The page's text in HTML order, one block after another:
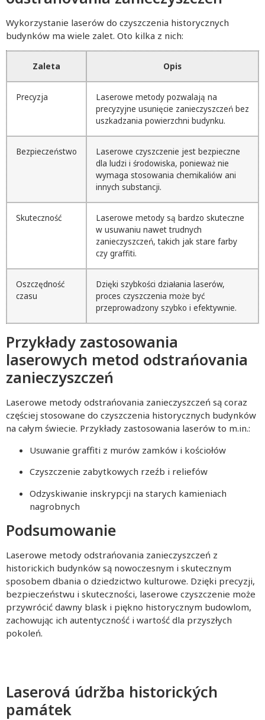
Wykorzystanie laserów do czyszczenia historycznych
budynków ma wiele zalet. Oto kilka z nich:
Zaleta Opis
Precyzja
Laserowe metody pozwalają na
precyzyjne usunięcie zanieczyszczeń bez
uszkadzania powierzchni budynku.
Bezpieczeństwo
Laserowe czyszczenie jest bezpieczne
dla ludzi i środowiska, ponieważ nie
wymaga stosowania chemikaliów ani
innych substancji.
Skuteczność
Laserowe metody są bardzo skuteczne
w usuwaniu nawet trudnych
zanieczyszczeń, takich jak stare farby
czy graffiti.
Oszczędność
czasu
Dzięki szybkości działania laserów,
proces czyszczenia może być
przeprowadzony szybko i efektywnie.
Przykłady zastosowania
laserowych metod odstrańovania
zanieczyszczeń
Laserowe metody odstrańovania zanieczyszczeń są coraz
częściej stosowane do czyszczenia historycznych budynków
na całym świecie. Przykłady zastosowania laserów to m.in.:
Usuwanie graffiti z murów zamków i kościołów
Czyszczenie zabytkowych rzeźb i reliefów
Odzyskiwanie inskrypcji na starych kamieniach
nagrobnych
Podsumowanie
Laserowe metody odstrańovania zanieczyszczeń z
historickich budynków są nowoczesnym i skutecznym
sposobem dbania o dziedzictwo kulturowe. Dzięki precyzji,
bezpieczeństwu i skuteczności, laserowe czyszczenie może
przywrócić dawny blask i piękno historycznym budowlom,
zachowując ich autentyczność i wartość dla przyszłych
pokoleń.
Laserová údržba historických
památek